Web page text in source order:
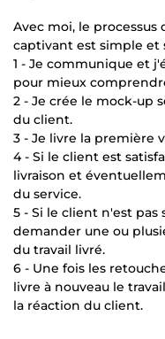
Avec moi, le
captivant est simple et
1 - Je communique et
pour mieux
2 - Je crée le mock-up
du client.
3 - Je livre la première
4 - Si le client est
livraison et
du service.
5 - Si le client n'est pas
demander une ou
du travail livré.
6 - Une fois les
livre à nouveau le
la réaction du client.